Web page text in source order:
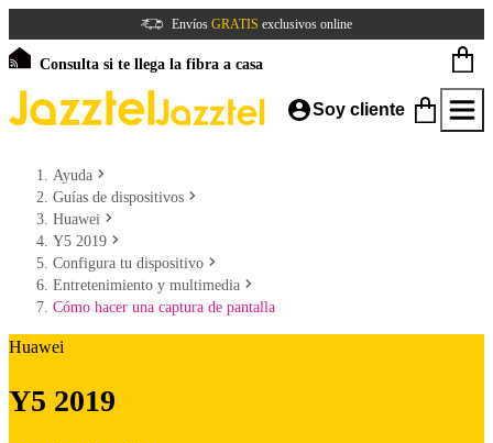
Envíos GRATIS exclusivos online
Consulta si te llega la fibra a casa
Soy cliente
Ayuda
Guías de dispositivos
Huawei
Y5 2019
Configura tu dispositivo
Entretenimiento y multimedia
Cómo hacer una captura de pantalla
Huawei
Y5 2019